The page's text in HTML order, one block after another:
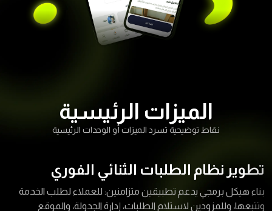
الميزات الرئيسية
نقاط توضيحية تسرد الميزات أو الوحدات الرئيسية
تطوير نظام الطلبات الثنائي الفوري
بناء هيكل برمجي يدعم تطبيقين متزامنين: للعملاء لطلب الخدمة
وتتبعها، وللمزودين لاستلام الطلبات، إدارة الجدولة، والموقع